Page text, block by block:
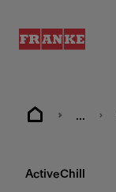
...
ActiveChill